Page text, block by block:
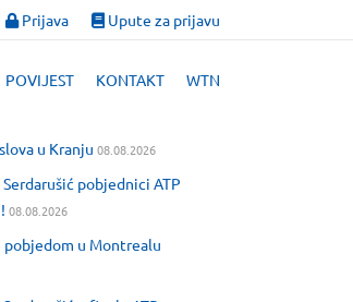
Prijava Upute za prijavu
POVIJEST KONTAKT WTN
u Kranju 08.08.2026
pobjednici ATP
08.08.2026
pobjedom u Montrealu